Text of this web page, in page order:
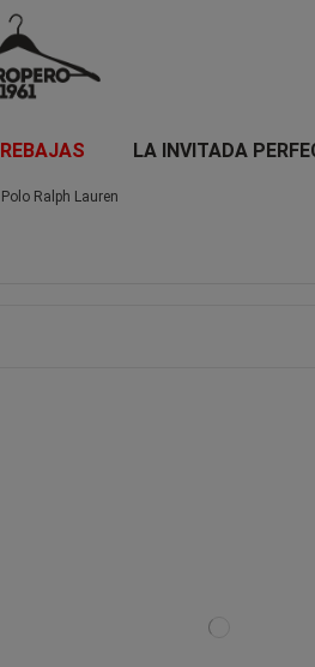
REBAJAS LA INVITADA
Polo Ralph Lauren